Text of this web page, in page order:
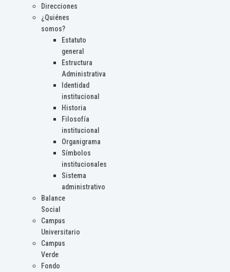
Direcciones
¿Quiénes
somos?
Estatuto
general
Estructura
Administrativa
Identidad
institucional
Historia
Filosofía
institucional
Organigrama
Símbolos
institucionales
Sistema
administrativo
Balance
Social
Campus
Universitario
Campus
Verde
Fondo